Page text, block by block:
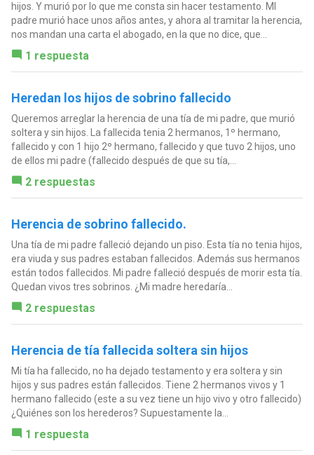
hijos. Y murió por lo que me consta sin hacer testamento. MI
padre murió hace unos años antes, y ahora al tramitar la herencia,
nos mandan una carta el abogado, en la que no dice, que...
1 respuesta
Heredan los hijos de sobrino fallecido
Queremos arreglar la herencia de una tía de mi padre, que murió
soltera y sin hijos. La fallecida tenia 2 hermanos, 1º hermano,
fallecido y con 1 hijo 2º hermano, fallecido y que tuvo 2 hijos, uno
de ellos mi padre (fallecido después de que su tía,...
2 respuestas
Herencia de sobrino fallecido.
Una tía de mi padre falleció dejando un piso. Esta tía no tenia hijos,
era viuda y sus padres estaban fallecidos. Además sus hermanos
están todos fallecidos. Mi padre falleció después de morir esta tía.
Quedan vivos tres sobrinos. ¿Mi madre heredaría...
2 respuestas
Herencia de tía fallecida soltera sin hijos
Mi tía ha fallecido, no ha dejado testamento y era soltera y sin
hijos y sus padres están fallecidos. Tiene 2 hermanos vivos y 1
hermano fallecido (este a su vez tiene un hijo vivo y otro fallecido)
¿Quiénes son los herederos? Supuestamente la...
1 respuesta